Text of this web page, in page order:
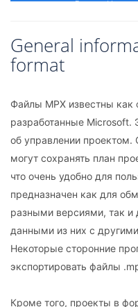
General
format
Файлы MPX известны
разработанные
об управлении проектом.
могут сохранять план
что очень удобно для
предназначен как для
разными версиями, так и
данными из них с
Некоторые сторонние
экспортировать файлы
Кроме того, проекты в